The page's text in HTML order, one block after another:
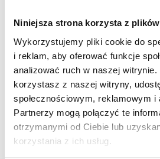
Niniejsza strona korzysta z
Wykorzystujemy pliki cookie do
i reklam, aby oferować funkcje
analizować ruch w naszej
korzystasz z naszej witryny,
społecznościowym, reklamowym i
Partnerzy mogą połączyć te
otrzymanymi od Ciebie lub
korzystania z ich usług.
Barwa: I – J
Drugi diament centralny (łezka):
Wymiary: 6,50 mm x 9,60 mm x 4,13